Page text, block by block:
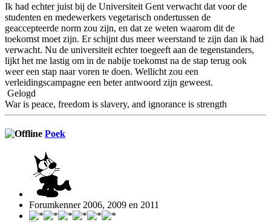
Ik had echter juist bij de Universiteit Gent verwacht dat voor de
studenten en medewerkers vegetarisch ondertussen de
geaccepteerde norm zou zijn, en dat ze weten waarom dit de
toekomst moet zijn. Er schijnt dus meer weerstand te zijn dan ik had
verwacht. Nu de universiteit echter toegeeft aan de tegenstanders,
lijkt het me lastig om in de nabije toekomst na de stap terug ook
weer een stap naar voren te doen. Wellicht zou een
verleidingscampagne een beter antwoord zijn geweest.
Gelogd
War is peace, freedom is slavery, and ignorance is strength
Poek
Forumkenner 2006, 2009 en 2011